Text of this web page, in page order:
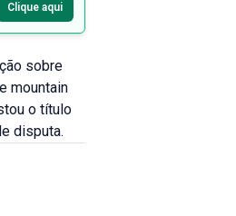
Clique aqui
sobre
mountain
o título
disputa.